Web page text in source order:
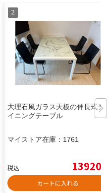
大理石風ガラス天板の伸長式ダ
イニングテーブル
マイストア在庫： 1761
税込 13920
カートに入れる